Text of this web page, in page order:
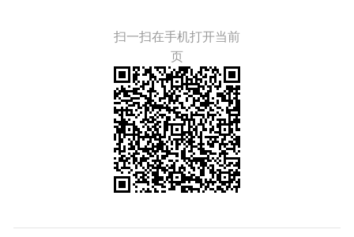
扫一扫在手机打开当前
页